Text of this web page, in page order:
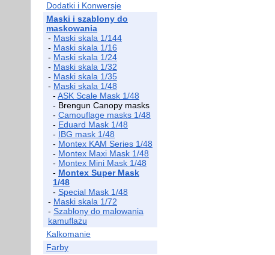
Dodatki i Konwersje
Maski i szablony do
maskowania
- Maski skala 1/144
- Maski skala 1/16
- Maski skala 1/24
- Maski skala 1/32
- Maski skala 1/35
- Maski skala 1/48
- ASK Scale Mask 1/48
- Brengun Canopy masks
- Camouflage masks 1/48
- Eduard Mask 1/48
- IBG mask 1/48
- Montex KAM Series 1/48
- Montex Maxi Mask 1/48
- Montex Mini Mask 1/48
- Montex Super Mask
1/48
- Special Mask 1/48
- Maski skala 1/72
- Szablony do malowania
kamuflażu
Kalkomanie
Farby